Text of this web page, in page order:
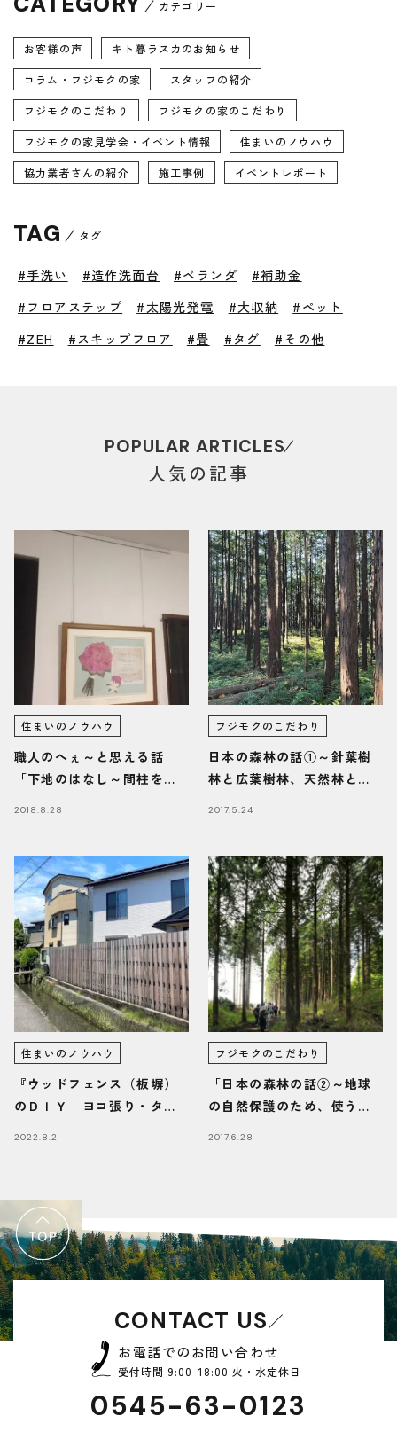
カテゴリー
お客様の声 キト暮ラスカのお知らせ
コラム・フジモクの家 スタッフの紹介
フジモクのこだわり フジモクの家のこだわり
フジモクの家見学会・イベント情報 住まいのノウハウ
協力業者さんの紹介 施工事例 イベントレポート
TAG タグ
#手洗い #造作洗面台 #ベランダ
#補助金
#フロアステップ
#太陽光発電 #大収納
#ペット
#ZEH
#スキップフロア #畳 #タグ #その他
POPULAR ARTICLES
人気の記事
住まいのノウハウ
職人のへぇ～と思える話
「下地のはなし～間柱を見
2018.8.28
フジモクのこだわり
日本の森林の話①～針葉樹
林と広葉樹林、天然林と人
2017.5.24
住まいのノウハウ
『ウッドフェンス（板塀）
のＤＩＹ ヨコ張り・タテ
2022.8.2
フジモクのこだわり
「日本の森林の話②～地球
の自然保護のため、使うた
2017.6.28
CONTACT US
お電話でのお問い合わせ
受付時間 9:00-18:00 火・水定休日
0545-63-0123